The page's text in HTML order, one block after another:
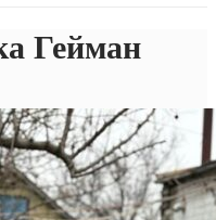
Гейман